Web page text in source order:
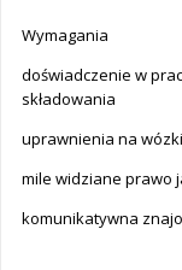
Wymagania
doświadczenie w
składowania
uprawnienia na
mile widziane prawo
komunikatywna